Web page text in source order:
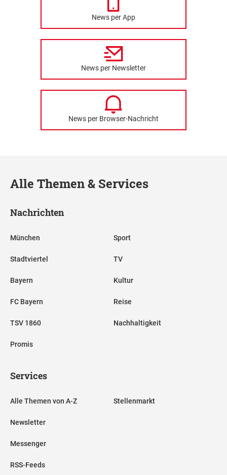
News per App
News per Newsletter
News per Browser-Nachricht
Alle Themen & Services
Nachrichten
München
Stadtviertel
Bayern
FC Bayern
TSV 1860
Promis
Sport
TV
Kultur
Reise
Nachhaltigkeit
Services
Alle Themen von A-Z
Newsletter
Messenger
RSS-Feeds
Stellenmarkt